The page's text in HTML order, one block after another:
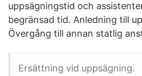
uppsägningstid och
begränsad tid. Anledning till
Övergång till annan statlig
Ersättning vid uppsägning.